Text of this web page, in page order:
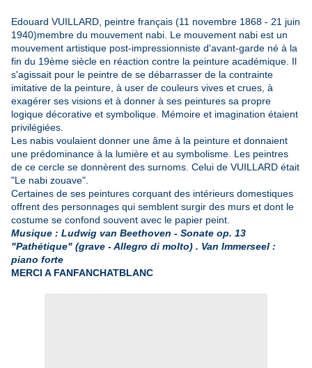
Edouard VUILLARD, peintre français (11 novembre 1868 - 21 juin
1940)membre du mouvement nabi. Le mouvement nabi est un
mouvement artistique post-impressionniste d'avant-garde né à la
fin du 19ème siècle en réaction contre la peinture académique. Il
s'agissait pour le peintre de se débarrasser de la contrainte
imitative de la peinture, à user de couleurs vives et crues, à
exagérer ses visions et à donner à ses peintures sa propre
logique décorative et symbolique. Mémoire et imagination étaient
privilégiées.
Les nabis voulaient donner une âme à la peinture et donnaient
une prédominance à la lumière et au symbolisme. Les peintres
de ce cercle se donnèrent des surnoms. Celui de VUILLARD était
"Le nabi zouave".
Certaines de ses peintures corquant des intérieurs domestiques
offrent des personnages qui semblent surgir des murs et dont le
costume se confond souvent avec le papier peint.
Musique : Ludwig van Beethoven - Sonate op. 13
"Pathétique" (grave - Allegro di molto) . Van Immerseel :
piano forte
MERCI A FANFANCHATBLANC